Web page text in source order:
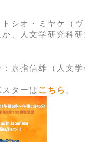
シオ・ミヤケ（
、人文学研究科
嘉指信雄（人文
ターは こちら 。